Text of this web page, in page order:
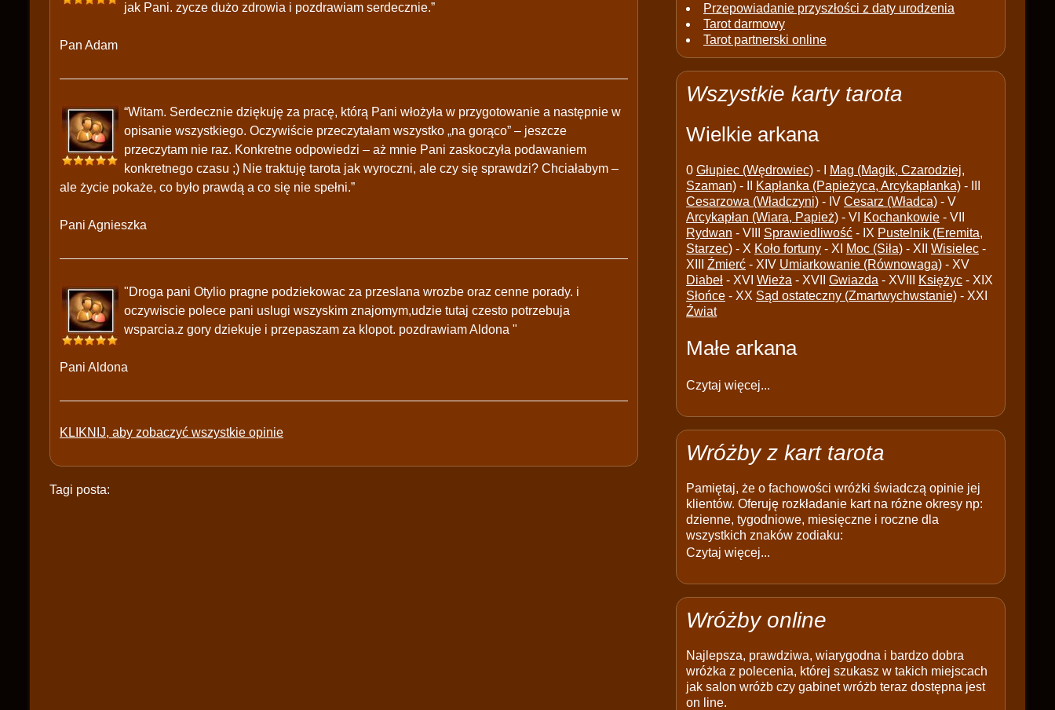
jak Pani. zycze dużo zdrowia i pozdrawiam serdecznie.”
Pan Adam
“Witam. Serdecznie dziękuję za pracę, którą Pani włożyła w przygotowanie a następnie w
opisanie wszystkiego. Oczywiście przeczytałam wszystko „na gorąco” – jeszcze
przeczytam nie raz. Konkretne odpowiedzi – aż mnie Pani zaskoczyła podawaniem
konkretnego czasu ;) Nie traktuję tarota jak wyroczni, ale czy się sprawdzi? Chciałabym –
ale życie pokaże, co było prawdą a co się nie spełni.”
Pani Agnieszka
"Droga pani Otylio pragne podziekowac za przeslana wrozbe oraz cenne porady. i
oczywiscie polece pani uslugi wszyskim znajomym,udzie tutaj czesto potrzebuja
wsparcia.z gory dziekuje i przepaszam za klopot. pozdrawiam Aldona "
Pani Aldona
KLIKNIJ, aby zobaczyć wszystkie opinie
Tagi posta:
Przepowiadanie przyszłości z daty urodzenia
Tarot darmowy
Tarot partnerski online
Wszystkie karty tarota
Wielkie arkana
0 Głupiec (Wędrowiec) - I
Mag (Magik, Czarodziej,
Szaman) - II Kapłanka (Papieżyca, Arcykapłanka) - III
Cesarzowa (Władczyni) - IV Cesarz (Władca) - V
Arcykapłan (Wiara, Papież) - VI Kochankowie - VII
Rydwan - VIII Sprawiedliwość - IX Pustelnik (Eremita,
Starzec) - X Koło fortuny - XI Moc (Siła) - XII Wisielec -
XIII Źmierć - XIV Umiarkowanie (Równowaga) - XV
Diabeł - XVI Wieża - XVII Gwiazda - XVIII Księżyc - XIX
Słońce - XX Sąd ostateczny (Zmartwychwstanie) - XXI
Źwiat
Małe arkana
Czytaj więcej...
Wróżby z kart tarota
Pamiętaj, że o fachowości wróżki świadczą opinie jej
klientów. Oferuję rozkładanie kart na różne okresy np:
dzienne, tygodniowe, miesięczne i roczne dla
wszystkich znaków zodiaku:
Czytaj więcej...
Wróżby online
Najlepsza, prawdziwa, wiarygodna i bardzo dobra
wróżka z polecenia, której szukasz w takich miejscach
jak salon wróżb czy gabinet wróżb teraz dostępna jest
on line.